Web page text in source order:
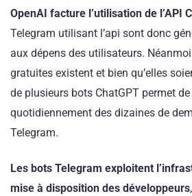
OpenAI facture l’utilisation de l’API
Telegram utilisant l’api sont donc
aux dépens des utilisateurs.
gratuites existent et bien qu’elles
de plusieurs bots ChatGPT permet
quotidiennement des dizaines de
Telegram.
Les bots Telegram exploitent
mise à disposition des développeurs